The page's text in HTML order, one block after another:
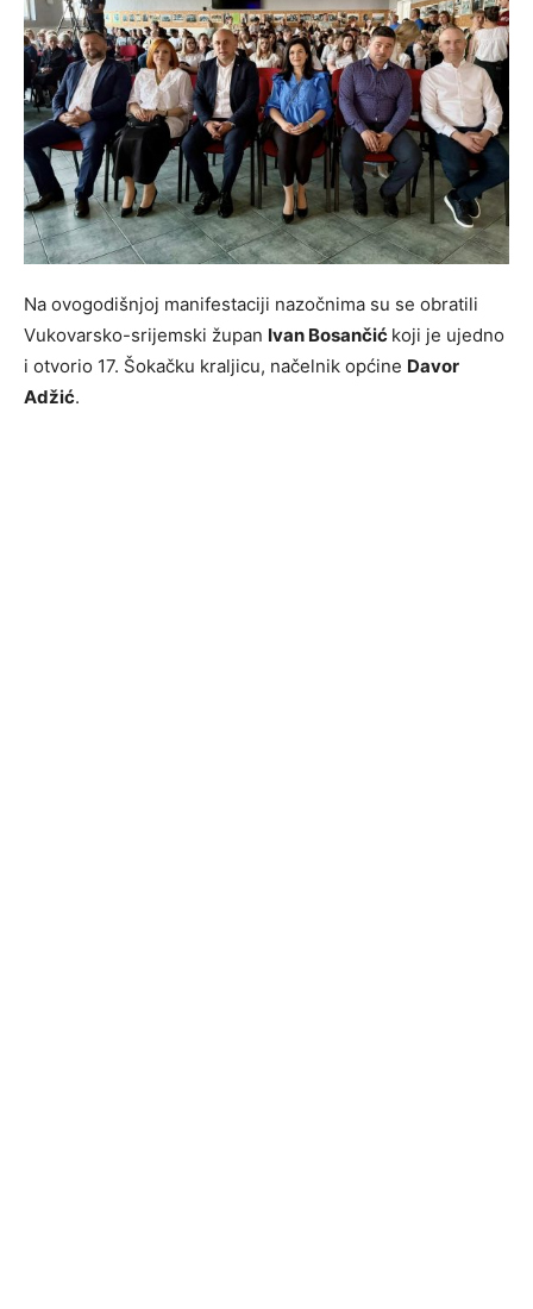
Na ovogodišnjoj manifestaciji nazočnima su se obratili
Vukovarsko-srijemski župan Ivan Bosančić koji je ujedno
i otvorio 17. Šokačku kraljicu, načelnik općine Davor
Adžić.